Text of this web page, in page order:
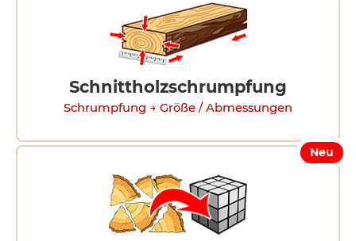
Schnittholzschrumpfung
Schrumpfung → Größe / Abmessungen
Neu